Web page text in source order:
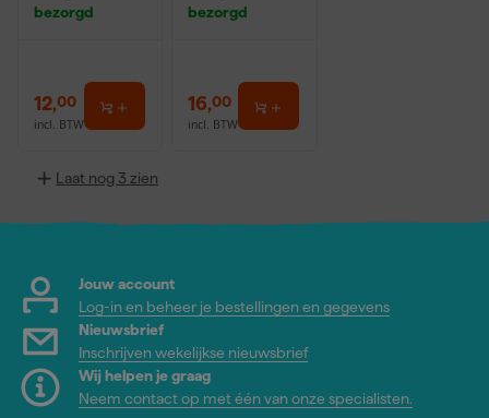
bezorgd
12,00
incl. BTW
bezorgd
16,00
incl. BTW
Laat nog 3 zien
Jouw account
Log-in en beheer je bestellingen en gegevens
Nieuwsbrief
Inschrijven wekelijkse nieuwsbrief
Wij helpen je graag
Neem contact op met één van onze specialisten.